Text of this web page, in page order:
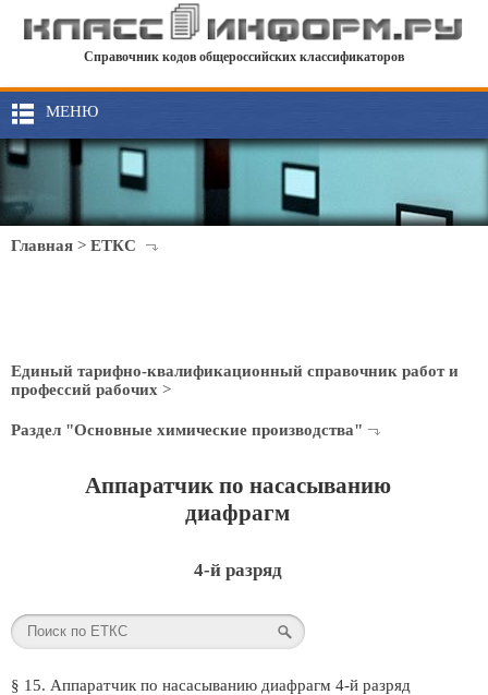
Справочник кодов общероссийских классификаторов
МЕНЮ
Главная > ЕТКС
Единый тарифно-квалификационный справочник работ и
профессий рабочих >
Раздел "Основные химические производства"
Аппаратчик по насасыванию
диафрагм
4-й разряд
§ 15. Аппаратчик по насасыванию диафрагм 4-й разряд